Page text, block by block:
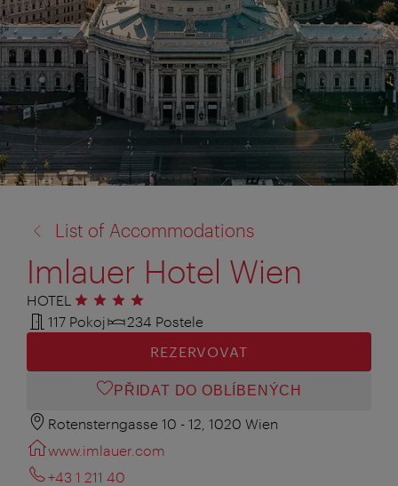
na:
List of Accommodations
Imlauer Hotel Wien
HOTEL 4 hvězdičky
117 Pokoj
234 Postele
REZERVOVAT
PŘIDAT DO OBLÍBENÝCH
Rotensterngasse 10 - 12, 1020 Wien
www.imlauer.com
+43 1 211 40